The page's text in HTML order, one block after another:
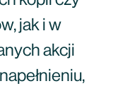
jak i w
akcji